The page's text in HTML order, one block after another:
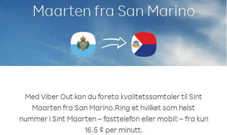
Maarten fra San Marino
Med Viber Out kan du foreta kvalitetssamtaler til Sint
Maarten fra San Marino.Ring et hvilket som helst
nummer i Sint Maarten – fasttelefon eller mobil! – fra kun
16.5 ¢ per minutt.